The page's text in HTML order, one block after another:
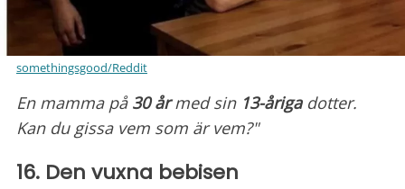
somethingsgood/Reddit
En mamma på 30 årmed sin 13-årigadotter.
Kan du gissa vem som är vem?"
16. Den vuxna bebisen